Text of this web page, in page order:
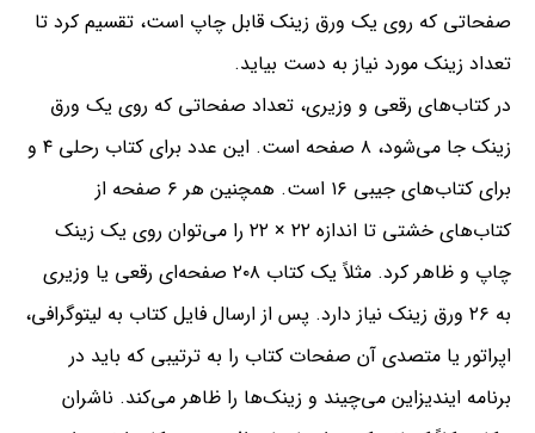
صفحاتی که روی یک ورق زینک قابل چاپ است، تقسیم کرد تا
تعداد زینک مورد نیاز به دست بیاید.
در کتاب‌های رقعی و وزیری،‌ تعداد صفحاتی که روی یک ورق
زینک جا می‌شود،‌ ۸ صفحه است. این عدد برای کتاب رحلی ۴ و
برای کتاب‌های جیبی ۱۶ است. همچنین هر ۶ صفحه از
کتاب‌های خشتی تا اندازه ۲۲ × ۲۲ را می‌توان روی یک زینک
چاپ و ظاهر کرد. مثلاً یک کتاب ۲۰۸ صفحه‌ای رقعی یا وزیری
به ۲۶ ورق زینک نیاز دارد. پس از ارسال فایل کتاب به لیتوگرافی،‌
اپراتور یا متصدی آن صفحات کتاب را به ‌ترتیبی که باید در
برنامه ایندیزاین می‌چیند و زینک‌‌ها را ظاهر می‌کند. ناشران